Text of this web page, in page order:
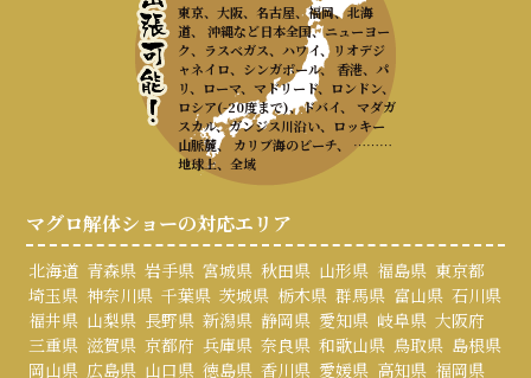
東京、大阪、名古屋、福岡、北海
道、 沖縄など日本全国、ニューヨー
ク、ラスベガス、ハワイ、リオデジ
ャネイロ、シンガポール、 香港、パ
リ、ローマ、マドリード、ロンドン、
ロシア(-20度まで)、ドバイ、 マダガ
スカル、ガンジス川沿い、ロッキー
山脈麓、 カリブ海のビーチ、 ………
地球上、全域
マグロ解体ショーの対応エリア
北海道 青森県 岩手県 宮城県 秋田県 山形県 福島県 東京都
埼玉県 神奈川県 千葉県 茨城県 栃木県 群馬県 富山県 石川県
福井県 山梨県 長野県 新潟県 静岡県 愛知県 岐阜県 大阪府
三重県 滋賀県 京都府 兵庫県 奈良県 和歌山県 鳥取県 島根県
岡山県 広島県 山口県 徳島県 香川県 愛媛県 高知県 福岡県